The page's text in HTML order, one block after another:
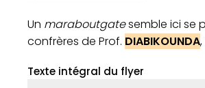
Un maraboutgatesemble ici se
confrères de Prof. DIABIKOUNDA
Texte intégral du flyer